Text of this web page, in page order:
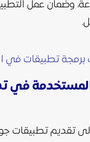
وضمان عمل
تطبيقات في
المستخدمة في
تقديم تطبيقات